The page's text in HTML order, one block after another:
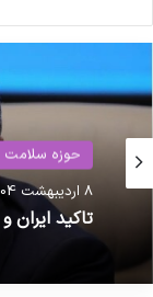
حوزه سلامت
8 اردیبهشت 1404 - 8:12 ق.ظ
تاکید
دارو
24 دی 1402 - 5:05 ب.ظ